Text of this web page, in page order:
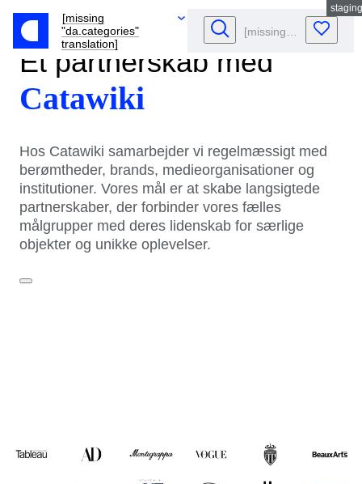
[missing
"da.categories"
translation]
staging
Et partnerskab med
Catawiki
Hos Catawiki samarbejder vi regelmæssigt med
berømtheder, brands, medieorganisationer og
institutioner. Vores mål er at skabe langsigtede
partnerskaber, der forbinder vores fælles
målgrupper med deres lidenskab for særlige
objekter og unikke oplevelser.